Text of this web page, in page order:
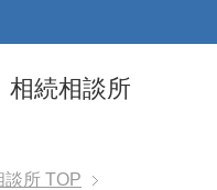
相続相談所
談所 TOP